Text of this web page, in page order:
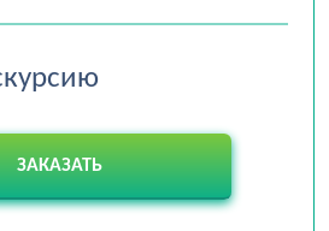
ЗАКАЗАТЬ